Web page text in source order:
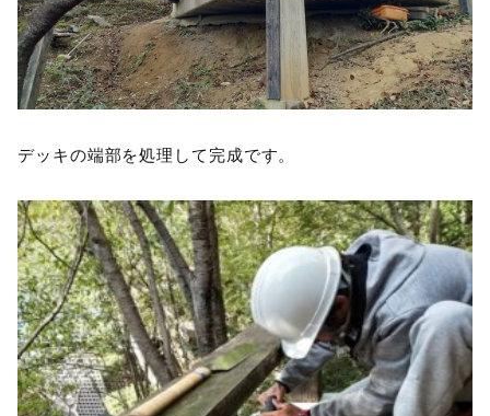
デッキの端部を処理して完成です。